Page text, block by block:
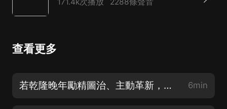
查看更多
若乾隆晚年勵精圖治、主動革新，大清能躲過近代百年屈辱嗎？ 6min